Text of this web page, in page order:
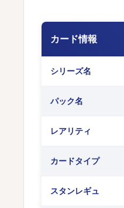
カード情報
シリーズ名
パック名
レアリティ
カードタイプ
スタンレギュ